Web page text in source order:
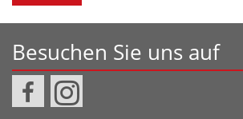
Besuchen Sie uns auf